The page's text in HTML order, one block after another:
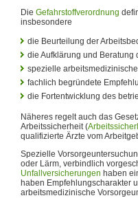
Die Gefahrstoffverordnung
insbesondere
die Beurteilung der
die Aufklärung und Beratung
spezielle
fachlich begründete
die Fortentwicklung des
Näheres regelt auch das
Arbeitssicherheit (
qualifizierte Ärzte vom
Spezielle
oder Lärm, verbindlich
Unfallversicherungen haben
haben Empfehlungscharakter
arbeitsmedizinische